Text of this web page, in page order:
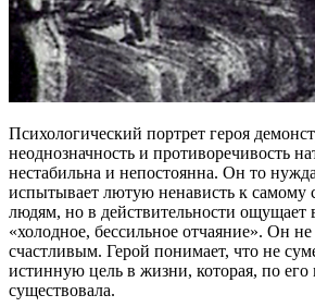
Психологический портрет героя
неоднозначность и противоречивость
нестабильна и непостоянна. Он то
испытывает лютую ненависть к самому
людям, но в действительности ощущает
«холодное, бессильное отчаяние». Он не
счастливым. Герой понимает, что не
истинную цель в жизни, которая, по
существовала.